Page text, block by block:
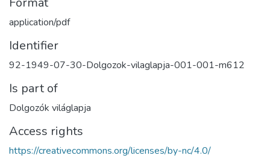
application/pdf
Identifier
92-1949-07-30-Dolgozok-vilaglapja-001-001-m612
Is part of
Dolgozók világlapja
Access rights
https://creativecommons.org/licenses/by-nc/4.0/